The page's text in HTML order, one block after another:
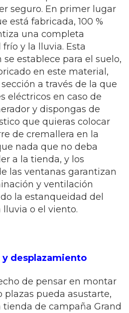
seguro. En primer lugar
está fabricada, 100 %
una completa
y la lluvia. Esta
establece para el suelo,
en este material,
a través de la que
eléctricos en caso de
y dispongas de
que quieras colocar
de cremallera en la
nada que no deba
a la tienda, y los
las ventanas garantizan
y ventilación
la estanqueidad del
o el viento.
y desplazamiento
de pensar en montar
plazas pueda asustarte,
tienda de campaña Grand